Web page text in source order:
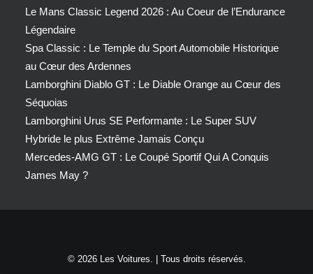
Le Mans Classic Legend 2026 : Au Coeur de l’Endurance
Légendaire
Spa Classic : Le Temple du Sport Automobile Historique
au Cœur des Ardennes
Lamborghini Diablo GT : Le Diable Orange au Cœur des
Séquoias
Lamborghini Urus SE Performante : Le Super SUV
Hybride le plus Extrême Jamais Conçu
Mercedes-AMG GT : Le Coupé Sportif Qui A Conquis
James May ?
© 2026 Les Voitures. | Tous droits réservés.